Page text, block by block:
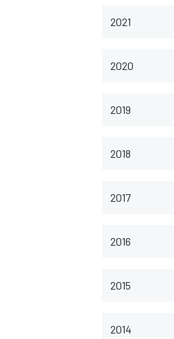
2021
2020
2019
2018
2017
2016
2015
2014